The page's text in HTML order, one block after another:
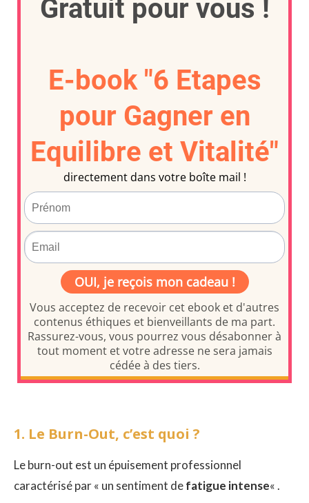
1. Le Burn-Out, c’est quoi ?
Le burn-out est un épuisement professionnel
caractérisé par « un sentiment defatigue intense« .